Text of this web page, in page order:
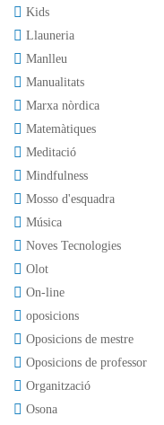
Kids
Llauneria
Manlleu
Manualitats
Marxa nòrdica
Matemàtiques
Meditació
Mindfulness
Mosso d'esquadra
Música
Noves Tecnologies
Olot
On-line
oposicions
Oposicions de mestre
Oposicions de professor
Organització
Osona